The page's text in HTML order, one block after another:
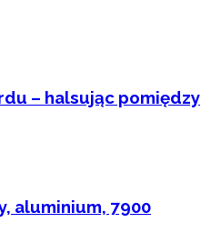
– halsując pomiędzy
aluminium, 7900